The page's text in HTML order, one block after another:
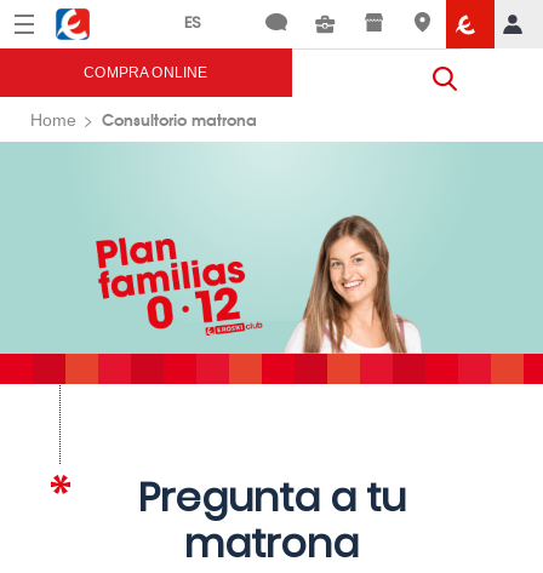
Menú Eroski
COMPRA ONLINE
Home Consultorio matrona
Pregunta a tu
matrona